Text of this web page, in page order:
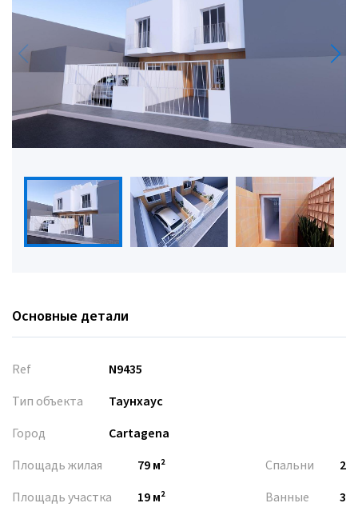
Основные детали
Ref
N9435
Тип объекта
Таунхаус
Город
Cartagena
Площадь жилая
79 м²
Площадь участка
19 м²
Спальни
2
Ванные
3